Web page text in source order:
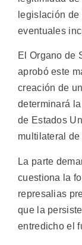
legislación
eventuales
El Organo de
aprobó este
creación de
determinará
de Estados
multilateral de
La parte
cuestiona la
represalias
que la
entredicho el